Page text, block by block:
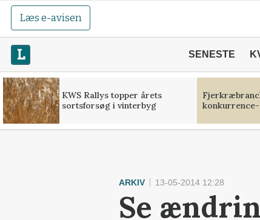
Læs e-avisen
SENESTE
KWS Rallys topper årets
sortsforsøg i vinterbyg
ARKIV 13-05-2014 12:28
Se